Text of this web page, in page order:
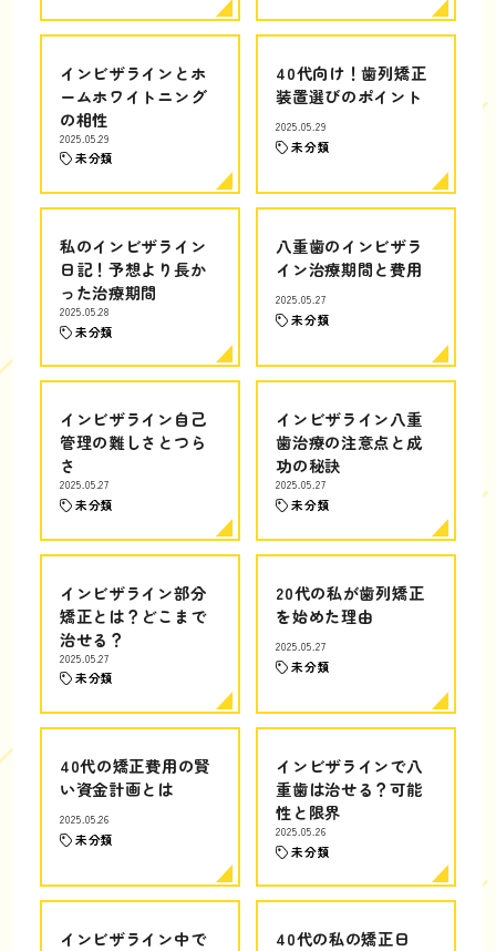
インビザラインとホ
ームホワイトニング
の相性
2025.05.29
未分類
40代向け！歯列矯正
装置選びのポイント
2025.05.29
未分類
私のインビザライン
日記！予想より長か
った治療期間
2025.05.28
未分類
八重歯のインビザラ
イン治療期間と費用
2025.05.27
未分類
インビザライン自己
管理の難しさとつら
さ
2025.05.27
未分類
インビザライン八重
歯治療の注意点と成
功の秘訣
2025.05.27
未分類
インビザライン部分
矯正とは？どこまで
治せる？
2025.05.27
未分類
20代の私が歯列矯正
を始めた理由
2025.05.27
未分類
40代の矯正費用の賢
い資金計画とは
2025.05.26
未分類
インビザラインで八
重歯は治せる？可能
性と限界
2025.05.26
未分類
インビザライン中で
40代の私の矯正日